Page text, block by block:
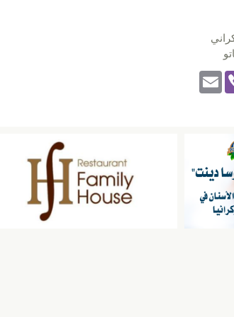
Vi